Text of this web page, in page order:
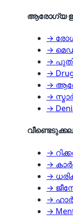
ആരോഗ്യ
→
→
→
→
→
→
→
→
→
→
→
→
→